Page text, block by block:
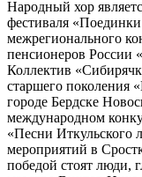
Народный хор
фестиваля
межрегионального
пенсионеров России
Коллектив
старшего поколения
городе Бердске
международном
«Песни Иткульского
мероприятий в
победой стоят люди,